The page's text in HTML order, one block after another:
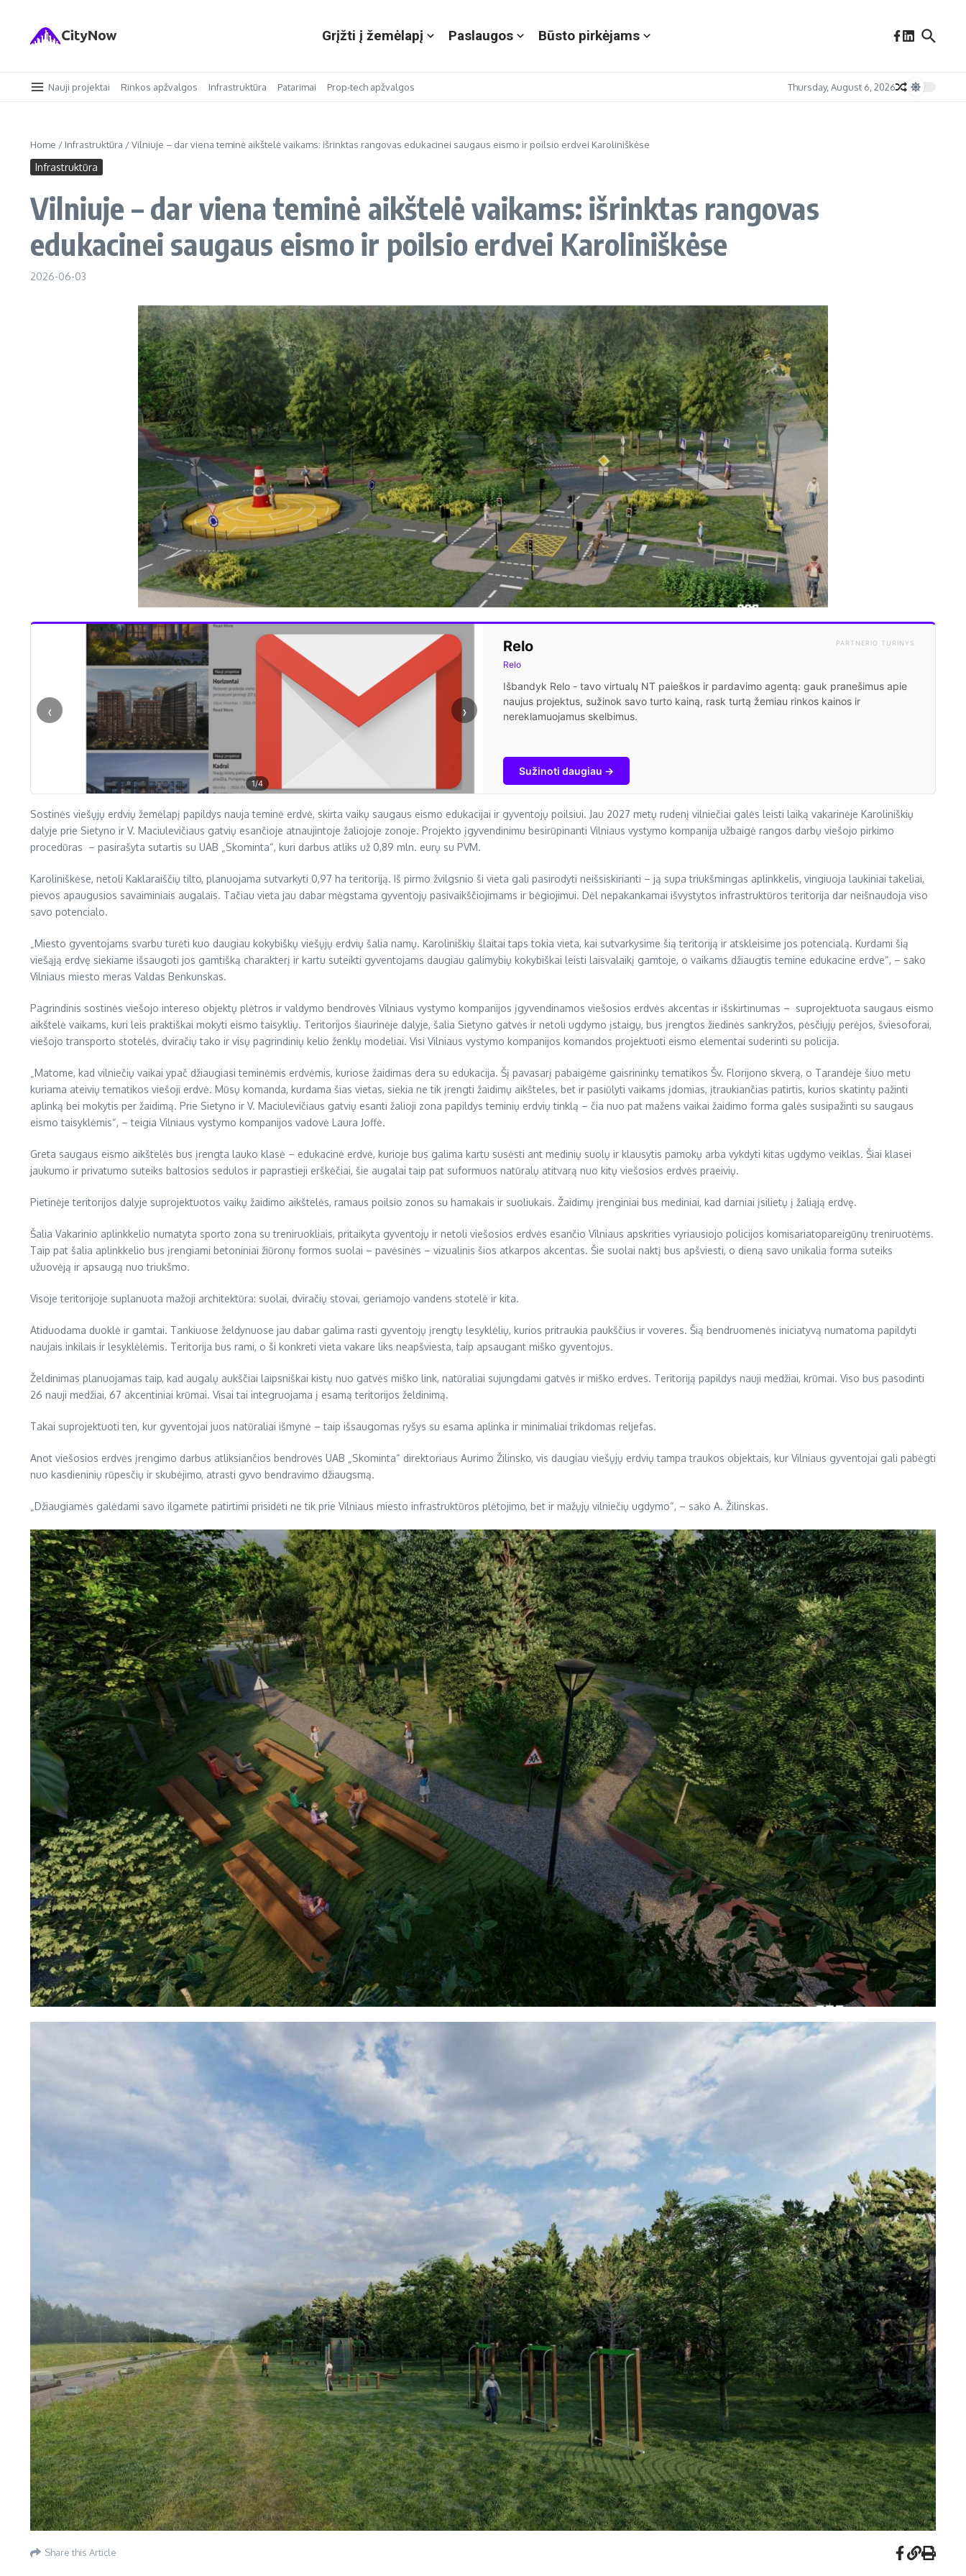
Grįžti į žemėlapį Paslaugos Būsto pirkėjams
Nauji projektai Rinkos apžvalgos Infrastruktūra Patarimai Prop-tech apžvalgos Thursday, August 6, 2026
Home / Infrastruktūra /Vilniuje – dar viena teminė aikštelė vaikams: išrinktas rangovas edukacinei saugaus eismo ir poilsio erdvei Karoliniškėse
Infrastruktūra
Vilniuje – dar viena teminė aikštelė vaikams: išrinktas rangovas
edukacinei saugaus eismo ir poilsio erdvei Karoliniškėse
2026-06-03
‹ ›
1/4
Relo
Relo
PARTNERIO TURINYS
Išbandyk Relo - tavo virtualų NT paieškos ir pardavimo agentą: gauk pranešimus apie
naujus projektus, sužinok savo turto kainą, rask turtą žemiau rinkos kainos ir
nereklamuojamus skelbimus.
Sužinoti daugiau →
Sostinės viešųjų erdvių žemėlapį papildys nauja teminė erdvė, skirta vaikų saugaus eismo edukacijai ir gyventojų poilsiui. Jau 2027 metų rudenį vilniečiai galės leisti laiką vakarinėje Karoliniškių
dalyje prie Sietyno ir V. Maciulevičiaus gatvių esančioje atnaujintoje žaliojoje zonoje. Projekto įgyvendinimu besirūpinanti Vilniaus vystymo kompanija užbaigė rangos darbų viešojo pirkimo
procedūras – pasirašyta sutartis su UAB „Skominta“, kuri darbus atliks už 0,89 mln. eurų su PVM.
Karoliniškėse, netoli Kaklaraiščių tilto, planuojama sutvarkyti 0,97 ha teritoriją. Iš pirmo žvilgsnio ši vieta gali pasirodyti neišsiskirianti – ją supa triukšmingas aplinkkelis, vingiuoja laukiniai takeliai,
pievos apaugusios savaiminiais augalais. Tačiau vieta jau dabar mėgstama gyventojų pasivaikščiojimams ir bėgiojimui. Dėl nepakankamai išvystytos infrastruktūros teritorija dar neišnaudoja viso
savo potencialo.
Miesto gyventojams svarbu turėti kuo daugiau kokybiškų viešųjų erdvių šalia namų. Karoliniškių šlaitai taps tokia vieta, kai sutvarkysime šią teritoriją ir atskleisime jos potencialą. Kurdami šią
viešąją erdvę siekiame išsaugoti jos gamtišką charakterį ir kartu suteikti gyventojams daugiau galimybių kokybiškai leisti laisvalaikį gamtoje, o vaikams džiaugtis temine edukacine erdve“, – sako
Vilniaus miesto meras Valdas Benkunskas.
Pagrindinis sostinės viešojo intereso objektų plėtros ir valdymo bendrovės Vilniaus vystymo kompanijos įgyvendinamos viešosios erdvės akcentas ir išskirtinumas – suprojektuota saugaus eismo
aikštelė vaikams, kuri leis praktiškai mokyti eismo taisyklių. Teritorijos šiaurinėje dalyje, šalia Sietyno gatvės ir netoli ugdymo įstaigų, bus įrengtos žiedinės sankryžos, pėsčiųjų perėjos, šviesoforai,
viešojo transporto stotelės, dviračių tako ir visų pagrindinių kelio ženklų modeliai. Visi Vilniaus vystymo kompanijos komandos projektuoti eismo elementai suderinti su policija.
„Matome, kad vilniečių vaikai ypač džiaugiasi teminėmis erdvėmis, kuriose žaidimas dera su edukacija. Šį pavasarį pabaigėme gaisrininkų tematikos Šv. Florijono skverą, o Tarandėje šiuo metu
kuriama ateivių tematikos viešoji erdvė. Mūsų komanda, kurdama šias vietas, siekia ne tik įrengti žaidimų aikšteles, bet ir pasiūlyti vaikams įdomias, įtraukiančias patirtis, kurios skatintų pažinti
aplinką bei mokytis per žaidimą. Prie Sietyno ir V. Maciulevičiaus gatvių esanti žalioji zona papildys teminių erdvių tinklą – čia nuo pat mažens vaikai žaidimo forma galės susipažinti su saugaus
eismo taisyklėmis“, – teigia Vilniaus vystymo kompanijos vadovė Laura Joffė.
Greta saugaus eismo aikštelės bus įrengta lauko klasė – edukacinė erdvė, kurioje bus galima kartu susėsti ant medinių suolų ir klausytis pamokų arba vykdyti kitas ugdymo veiklas. Šiai klasei
jaukumo ir privatumo suteiks baltosios sedulos ir paprastieji erškėčiai, šie augalai taip pat suformuos natūralų atitvarą nuo kitų viešosios erdvės praeivių.
Pietinėje teritorijos dalyje suprojektuotos vaikų žaidimo aikštelės, ramaus poilsio zonos su hamakais ir suoliukais. Žaidimų įrenginiai bus mediniai, kad darniai įsilietų į žaliąją erdvę.
Šalia Vakarinio aplinkkelio numatyta sporto zona su treniruokliais, pritaikyta gyventojų ir netoli viešosios erdvės esančio Vilniaus apskrities vyriausiojo policijos komisariatopareigūnų treniruotėms.
Taip pat šalia aplinkkelio bus įrengiami betoniniai žiūronų formos suolai – pavėsinės – vizualinis šios atkarpos akcentas. Šie suolai naktį bus apšviesti, o dieną savo unikalia forma suteiks
užuovėją ir apsaugą nuo triukšmo.
Visoje teritorijoje suplanuota mažoji architektūra: suolai, dviračių stovai, geriamojo vandens stotelė ir kita.
Atiduodama duoklė ir gamtai. Tankiuose želdynuose jau dabar galima rasti gyventojų įrengtų lesyklėlių, kurios pritraukia paukščius ir voveres. Šią bendruomenės iniciatyvą numatoma papildyti
naujais inkilais ir lesyklėlėmis. Teritorija bus rami, o ši konkreti vieta vakare liks neapšviesta, taip apsaugant miško gyventojus.
Želdinimas planuojamas taip, kad augalų aukščiai laipsniškai kistų nuo gatvės miško link, natūraliai sujungdami gatvės ir miško erdves. Teritoriją papildys nauji medžiai, krūmai. Viso bus pasodinti
26 nauji medžiai, 67 akcentiniai krūmai. Visai tai integruojama į esamą teritorijos želdinimą.
Takai suprojektuoti ten, kur gyventojai juos natūraliai išmynė – taip išsaugomas ryšys su esama aplinka ir minimaliai trikdomas reljefas.
Anot viešosios erdvės įrengimo darbus atliksiančios bendrovės UAB „Skominta“ direktoriaus Aurimo Žilinsko, vis daugiau viešųjų erdvių tampa traukos objektais, kur Vilniaus gyventojai gali pabėgti
nuo kasdieninių rūpesčių ir skubėjimo, atrasti gyvo bendravimo džiaugsmą.
„Džiaugiamės galėdami savo ilgamete patirtimi prisidėti ne tik prie Vilniaus miesto infrastruktūros plėtojimo, bet ir mažųjų vilniečių ugdymo“, – sako A. Žilinskas.
Share this Article